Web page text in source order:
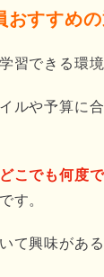
おすすめ
習できる環
ルや予算に
こでも何度
です。
て興味があ